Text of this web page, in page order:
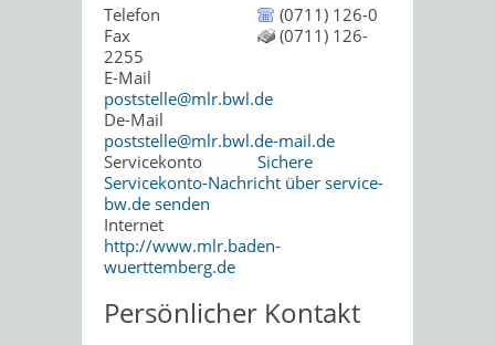
Telefon
(0711) 126-0
Fax
(0711) 126-
2255
E-Mail
poststelle@mlr.bwl.de
De-Mail
poststelle@mlr.bwl.de-mail.de
Servicekonto
Sichere
Servicekonto-Nachricht über service-
bw.de senden
Internet
http://www.mlr.baden-
wuerttemberg.de
Persönlicher Kontakt